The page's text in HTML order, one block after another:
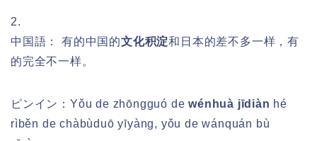
2.
中国語： 有的中国的文化积淀和日本的差不多一样，有
的完全不一样。
ピンイン： Yǒu de zhōngguó dewénhuà jīdiàn hé
rìběn de chàbùduō yīyàng, yǒu de wánquán bù